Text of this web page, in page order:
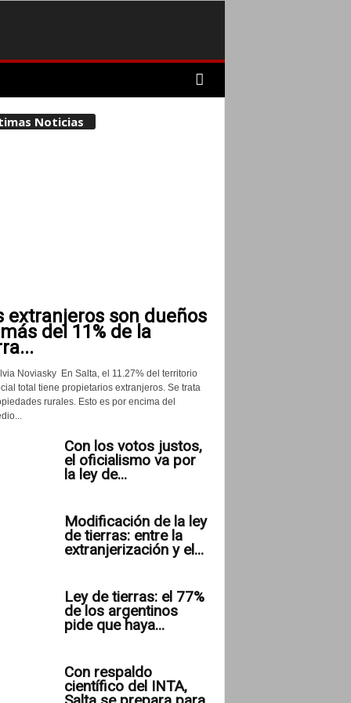
Noticias
extranjeros son dueños
del 11% de la
Noviasky En Salta, el 11.27% del territorio
total tiene propietarios extranjeros. Se trata
rurales. Esto es por encima del
Con los votos justos,
el oficialismo va por
la ley de...
Modificación de la ley
de tierras: entre la
extranjerización y el...
Ley de tierras: el 77%
de los argentinos
pide que haya...
Con respaldo
científico del INTA,